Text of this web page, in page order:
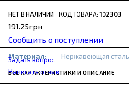
НЕТ В НАЛИЧИИ 102303
191 25грн
Сообщить о поступлении
Материал: Нержавеющая сталь
ВСЕ ХАРАКТЕРИСТИКИ И ОПИСАНИЕ
Задать вопрос
Написать отзыв